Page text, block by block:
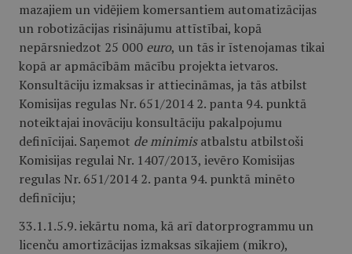
mazajiem un vidējiem komersantiem automatizācijas
un robotizācijas risinājumu attīstībai, kopā
nepārsniedzot 25 000 euro, un tās ir īstenojamas tikai
kopā ar apmācībām mācību projekta ietvaros.
Konsultāciju izmaksas ir attiecināmas, ja tās atbilst
Komisijas regulas Nr. 651/2014 2. panta 94. punktā
noteiktajai inovāciju konsultāciju pakalpojumu
definīcijai. Saņemot de minimisatbalstu atbilstoši
Komisijas regulai Nr. 1407/2013, ievēro Komisijas
regulas Nr. 651/2014 2. panta 94. punktā minēto
definīciju;
33.1.1.5.9. iekārtu noma, kā arī datorprogrammu un
licenču amortizācijas izmaksas sīkajiem (mikro),